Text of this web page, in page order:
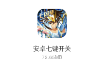
安卓七键开关
72.65MB